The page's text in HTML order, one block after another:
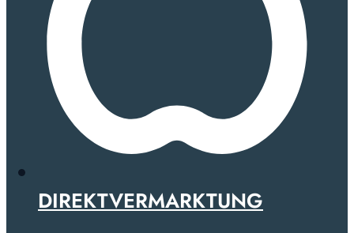
DIREKTVERMARKTUNG